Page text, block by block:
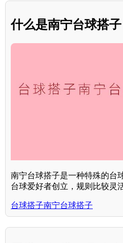
什么是南宁台球搭子
南宁台球搭子是一种特殊的台
台球爱好者创立，规则比较灵
台球搭子南宁台球搭子